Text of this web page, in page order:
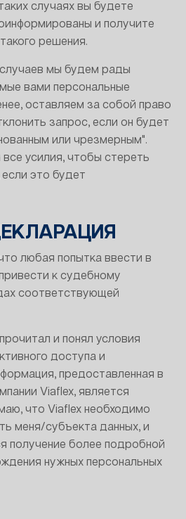
случаях вы будете
и получите
решения.
мы будем рады
вами персональные
оставляем за собой право
запрос, если он будет
или чрезмерным".
усилия, чтобы стереть
это будет
любая попытка ввести в
к судебному
соответствующей
и понял условия
доступа и
предоставленная в
Viaflex, является
что Viaflex необходимо
меня/субъекта данных, и
получение более подробной
нужных персональных